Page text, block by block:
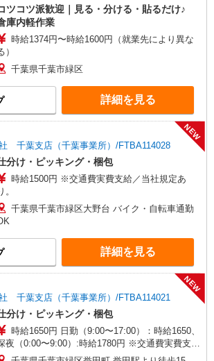
ツコツ派歓迎｜見る・分ける・貼るだけ♪
庫内軽作業
時給1374円〜時給1600円（就業先により異な
）
千葉県千葉市緑区
詳細を見る
千葉支店（千葉事業所）/FTBA114028
NEW
分け・ピッキング・梱包
時給1500円 ※交通費実費支給／当社規定あ
。
千葉県千葉市緑区大野台 バイク・自転車通勤
詳細を見る
千葉支店（千葉事業所）/FTBA114021
NEW
分け・ピッキング・梱包
時給1650円 日勤（9:00〜17:00）：時給1650、
夜（0:00〜9:00）:時給1780円 ※交通費実費支給
当社規定あり。